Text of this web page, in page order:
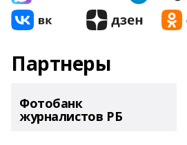
Партнеры
Фотобанк
журналистов РБ